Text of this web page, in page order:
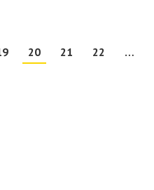
20 21 22 …